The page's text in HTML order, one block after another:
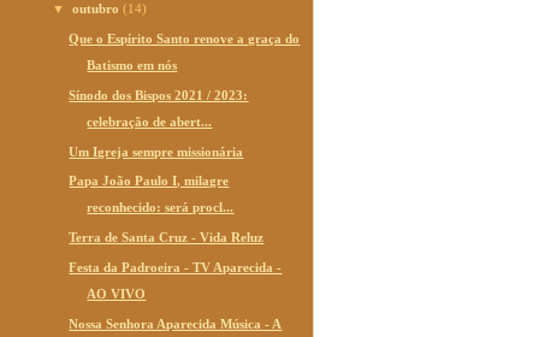
▼outubro(14)
Que o Espírito Santo renove a graça do
Batismo em nós
Sínodo dos Bispos 2021 / 2023:
celebração de abert...
Um Igreja sempre missionária
Papa João Paulo I, milagre
reconhecido: será procl...
Terra de Santa Cruz - Vida Reluz
Festa da Padroeira - TV Aparecida -
AO VIVO
Nossa Senhora Aparecida Música - A